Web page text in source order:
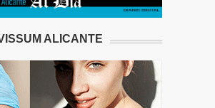
ALICANTE